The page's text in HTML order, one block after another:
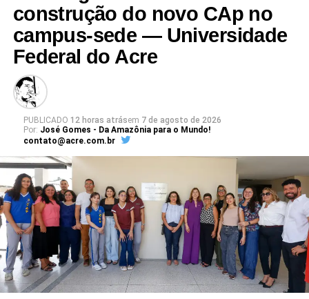
construção do novo CAp no
campus-sede — Universidade
Federal do Acre
PUBLICADO 12 horas atrásem 7 de agosto de 2026
Por: José Gomes - Da Amazônia para o Mundo!
contato@acre.com.br